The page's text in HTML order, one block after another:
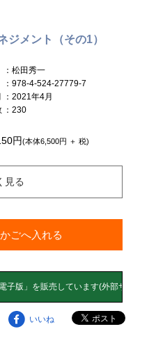
メント（その1）
：松田秀一
：978-4-524-27779-7
：2021年4月
：230
円(本体6,500円 ＋ 税)
見る
ごへ入れる
いいね